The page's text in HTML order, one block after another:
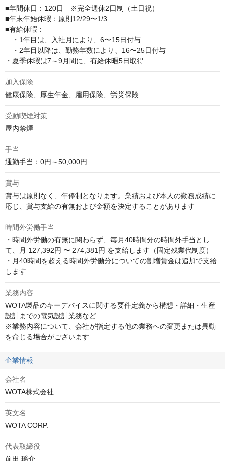
■年間休日：120日　※完全週休2日制（土日祝）
■年末年始休暇：原則12/29〜1/3
■有給休暇：
・1年目は、入社月により、6〜15日付与
・2年目以降は、勤務年数により、16〜25日付与
・夏季休暇は7～9月間に、有給休暇5日取得
加入保険
健康保険、厚生年金、雇用保険、労災保険
受動喫煙対策
屋内禁煙
手当
通勤手当：0円～50,000円
賞与
賞与は原則なく、年俸制となります。業績および本人の勤務成績に
応じ、賞与支給の有無および金額を決定することがあります
時間外労働手当
・時間外労働の有無に関わらず、毎月40時間分の時間外手当とし
て、月 127,392円 〜 274,381円 を支給します（固定残業代制度）
・月40時間を超える時間外労働分についての割増賃金は追加で支給
します
業務内容
WOTA製品のキーデバイスに関する要件定義から構想・詳細・生産
設計までの電気設計業務など
※業務内容について、会社が指定する他の業務への変更または異動
を命じる場合がございます
企業情報
会社名
WOTA株式会社
英文名
WOTA CORP.
代表取締役
前田 瑶介